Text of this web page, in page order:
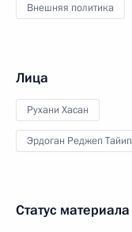
Внешняя политика
Лица
Рухани Хасан
Эрдоган Реджеп Тайип
Статус материала